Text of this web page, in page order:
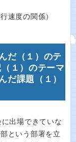
速度の関係）
だ（１）のテ
１）のテーマ
だ課題（１）
出場できていな
という部署を立